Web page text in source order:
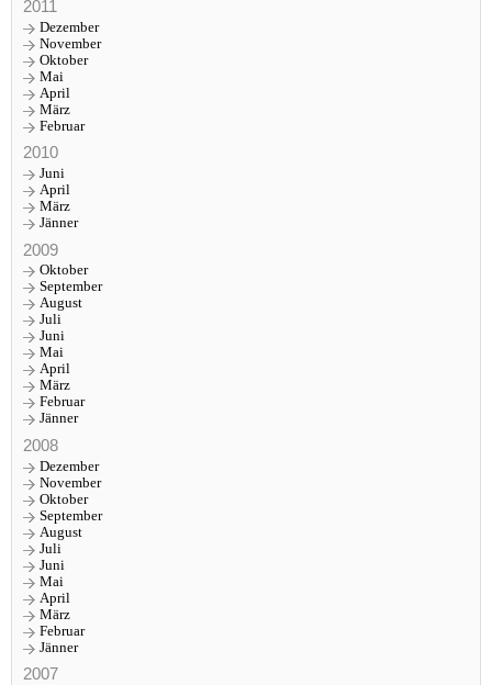
2011
Dezember
November
Oktober
Mai
April
März
Februar
2010
Juni
April
März
Jänner
2009
Oktober
September
August
Juli
Juni
Mai
April
März
Februar
Jänner
2008
Dezember
November
Oktober
September
August
Juli
Juni
Mai
April
März
Februar
Jänner
2007